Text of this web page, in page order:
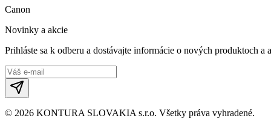
Canon
Novinky a akcie
Prihláste sa k odberu a dostávajte informácie o nových produktoch a
© 2026 KONTURA SLOVAKIA s.r.o. Všetky práva vyhradené.